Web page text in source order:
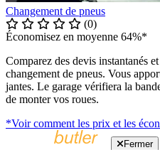
Changement de pneus
(0)
Économisez en moyenne 64%*
Comparez des devis instantanés
changement de pneus. Vous
jantes. Le garage vérifiera la
de monter vos roues.
*Voir comment les prix et les
Fermer